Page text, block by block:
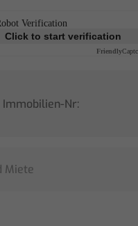
Verification
Click to start verification
Friendly